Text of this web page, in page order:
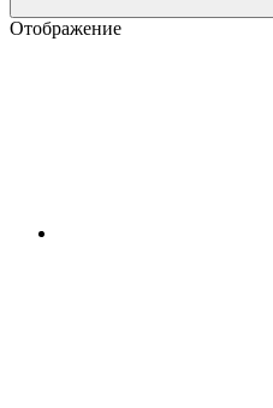
Отображение